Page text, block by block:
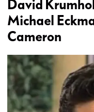
David
Michael
Cameron